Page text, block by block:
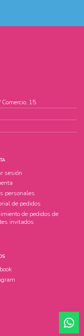
15.
sesión
personales
de pedidos
de pedidos de
invitados